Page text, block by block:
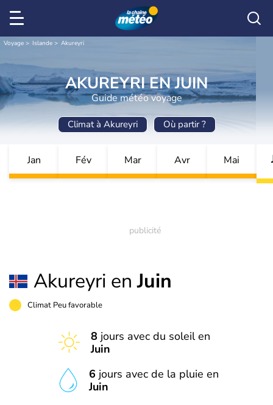
Voyage Islande Akureyri
AKUREYRI EN JUIN
Guide météo voyage
Climat à Akureyri Où partir ?
Jan Fév Mar Avr Mai
Akureyri enJuin
Climat Peu favorable
8 jours avec du soleil en
Juin
6 jours avec de la pluie en
Juin